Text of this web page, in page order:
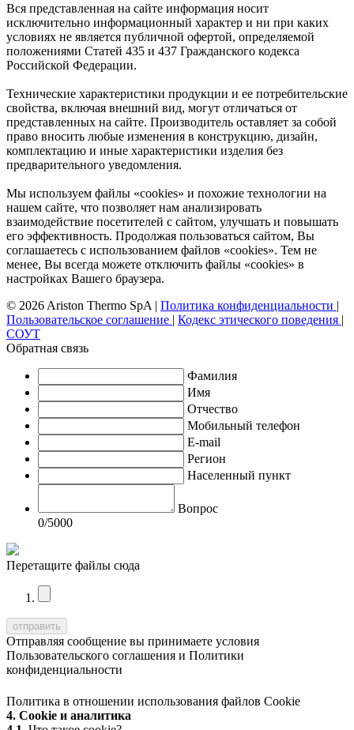
Вся представленная на сайте информация носит
исключительно информационный характер и ни при каких
условиях не является публичной офертой, определяемой
положениями Статей 435 и 437 Гражданского кодекса
Российской Федерации.
Технические характеристики продукции и ее потребительские
свойства, включая внешний вид, могут отличаться от
представленных на сайте. Производитель оставляет за собой
право вносить любые изменения в конструкцию, дизайн,
комплектацию и иные характеристики изделия без
предварительного уведомления.
Мы используем файлы «cookies» и похожие технологии на
нашем сайте, что позволяет нам анализировать
взаимодействие посетителей с сайтом, улучшать и повышать
его эффективность. Продолжая пользоваться сайтом, Вы
соглашаетесь с использованием файлов «cookies». Тем не
менее, Вы всегда можете отключить файлы «cookies» в
настройках Вашего браузера.
© 2026 Ariston Thermo SpA | Политика конфиденциальности |
Пользовательское соглашение | Кодекс этического поведения |
СОУТ
Обратная связь
Фамилия
Имя
Отчество
Мобильный телефон
E-mail
Регион
Населенный пункт
Вопрос
0/5000
Перетащите файлы сюда
Отправляя сообщение вы принимаете условия
Пользовательского соглашения и Политики
конфиденциальности
Политика в отношении использования файлов Cookie
4. Cookie и аналитика